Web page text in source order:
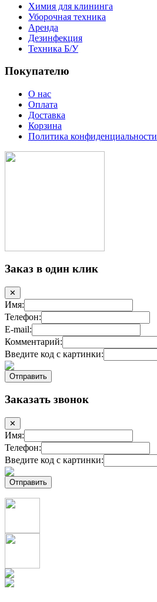
Химия для клининга
Уборочная техника
Аренда
Дезинфекция
Техника Б/У
Покупателю
О нас
Оплата
Доставка
Корзина
Политика конфиденциальности
Заказ в один клик
✕
Имя:
Телефон:
E-mail:
Комментарий:
Введите код с картинки:
Заказать звонок
✕
Имя:
Телефон:
Введите код с картинки: